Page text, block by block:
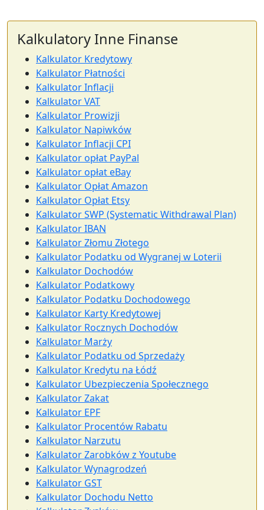
Kalkulatory Inne Finanse
Kalkulator Kredytowy
Kalkulator Płatności
Kalkulator Inflacji
Kalkulator VAT
Kalkulator Prowizji
Kalkulator Napiwków
Kalkulator Inflacji CPI
Kalkulator opłat PayPal
Kalkulator opłat eBay
Kalkulator Opłat Amazon
Kalkulator Opłat Etsy
Kalkulator SWP (Systematic Withdrawal Plan)
Kalkulator IBAN
Kalkulator Złomu Złotego
Kalkulator Podatku od Wygranej w Loterii
Kalkulator Dochodów
Kalkulator Podatkowy
Kalkulator Podatku Dochodowego
Kalkulator Karty Kredytowej
Kalkulator Rocznych Dochodów
Kalkulator Marży
Kalkulator Podatku od Sprzedaży
Kalkulator Kredytu na Łódź
Kalkulator Ubezpieczenia Społecznego
Kalkulator Zakat
Kalkulator EPF
Kalkulator Procentów Rabatu
Kalkulator Narzutu
Kalkulator Zarobków z Youtube
Kalkulator Wynagrodzeń
Kalkulator GST
Kalkulator Dochodu Netto